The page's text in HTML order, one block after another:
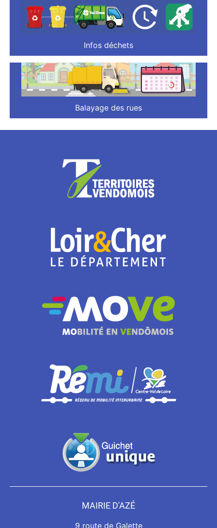
Infos déchets
Balayage des rues
MAIRIE D'AZÉ
9 route de Galette